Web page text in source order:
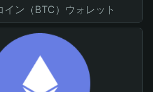
イン（BTC）ウォレット